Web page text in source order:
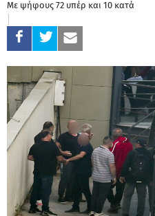
Με ψήφους 72 υπέρ και 10 κατά